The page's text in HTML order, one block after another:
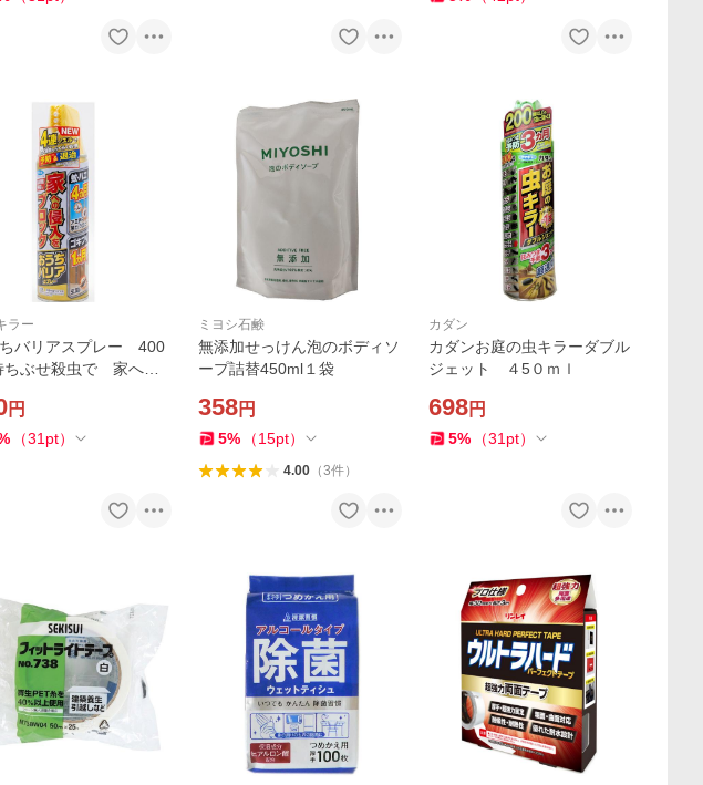
ラー
バリアスプレー 400
ちぶせ殺虫で 家への
円
（31 pt）
ミヨシ石鹸
無添加せっけん泡のボディソ
ープ詰替450ml１袋
358円
5% （15pt）
4.00（3件）
カダン
カダンお庭の虫キラーダブル
ジェット ４5０ｍｌ
698円
5% （31 pt）